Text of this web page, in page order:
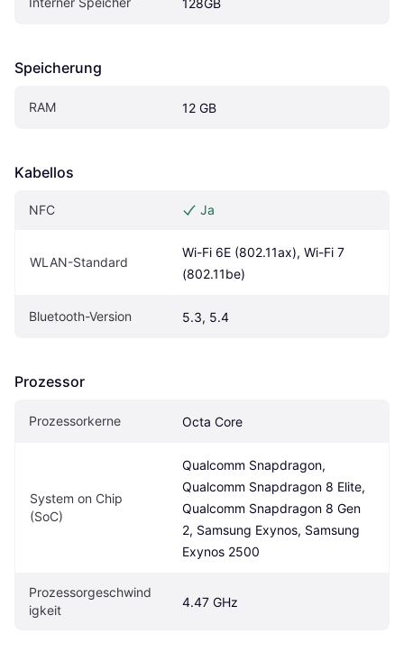
128GB
Speicherung
RAM 12 GB
Kabellos
NFC Ja
WLAN-Standard
Wi-Fi 6E (802.11ax), Wi-Fi 7
(802.11be)
Bluetooth-Version 5.3, 5.4
Prozessor
Prozessorkerne Octa Core
System on Chip
(SoC)
Qualcomm Snapdragon,
Qualcomm Snapdragon 8 Elite,
Qualcomm Snapdragon 8 Gen
2, Samsung Exynos, Samsung
Exynos 2500
Prozessorgeschwind
igkeit
4.47 GHz